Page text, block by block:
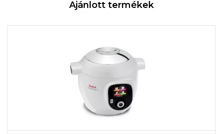
Ajánlott termékek